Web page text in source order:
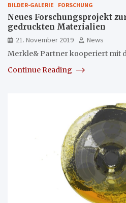
BILDER-GALERIE FORSCHUNG
Neues Forschungsprojekt
gedruckten Materialien
21. November 2019
News
Merkle& Partner kooperiert mit
Continue Reading